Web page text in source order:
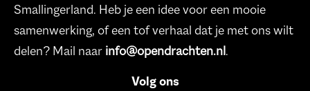
Smallingerland. Heb je een idee voor een mooie
samenwerking, of een tof verhaal dat je met ons wilt
delen? Mail naar info@opendrachten.nl.
Volg ons